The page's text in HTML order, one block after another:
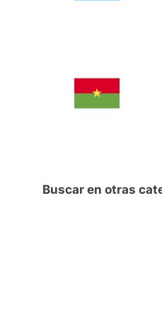
Buscar en otras